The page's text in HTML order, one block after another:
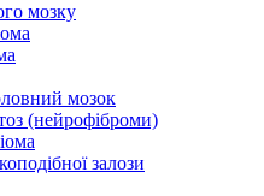
мозку
мозок
(нейрофіброми)
залози